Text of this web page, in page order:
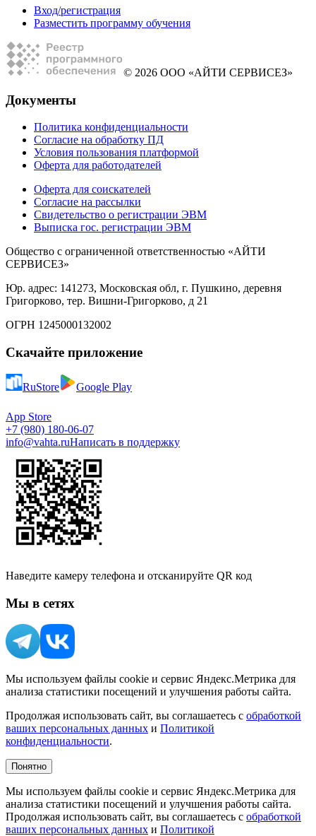
Вход/регистрация
Разместить программу обучения
© 2026 ООО «АЙТИ СЕРВИСЕЗ»
Документы
Политика конфиденциальности
Согласие на обработку ПД
Условия пользования платформой
Оферта для работодателей
Оферта для соискателей
Согласие на рассылки
Свидетельство о регистрации ЭВМ
Выписка гос. регистрации ЭВМ
Общество с ограниченной ответственностью «АЙТИ
СЕРВИСЕЗ»
Юр. адрес: 141273, Московская обл, г. Пушкино, деревня
Григорково, тер. Вишни-Григорково, д 21
ОГРН 1245000132002
Скачайте приложение
RuStore Google Play
App Store
+7 (980) 180-06-07
info@vahta.ruНаписать в поддержку
Наведите камеру телефона и отсканируйте QR код
Мы в сетях
Мы используем файлы cookie и сервис Яндекс.Метрика для
анализа статистики посещений и улучшения работы сайта.
Продолжая использовать сайт, вы соглашаетесь с обработкой
ваших персональных данных и Политикой
конфиденциальности.
Понятно
Мы используем файлы cookie и сервис Яндекс.Метрика для
анализа статистики посещений и улучшения работы сайта.
Продолжая использовать сайт, вы соглашаетесь с обработкой
ваших персональных данных и Политикой